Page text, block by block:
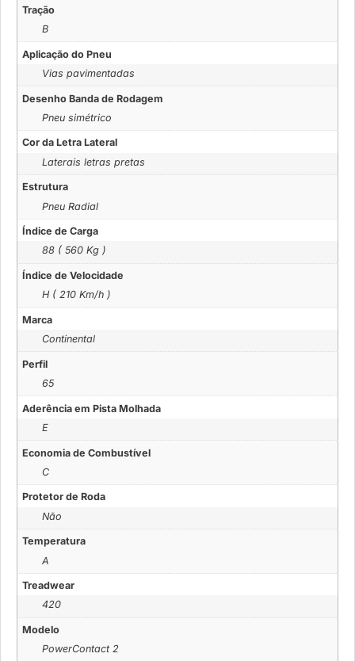
Tração
B
Aplicação do Pneu
Vias pavimentadas
Desenho Banda de Rodagem
Pneu simétrico
Cor da Letra Lateral
Laterais letras pretas
Estrutura
Pneu Radial
Índice de Carga
88 ( 560 Kg )
Índice de Velocidade
H ( 210 Km/h )
Marca
Continental
Perfil
65
Aderência em Pista Molhada
E
Economia de Combustível
C
Protetor de Roda
Não
Temperatura
A
Treadwear
420
Modelo
PowerContact 2